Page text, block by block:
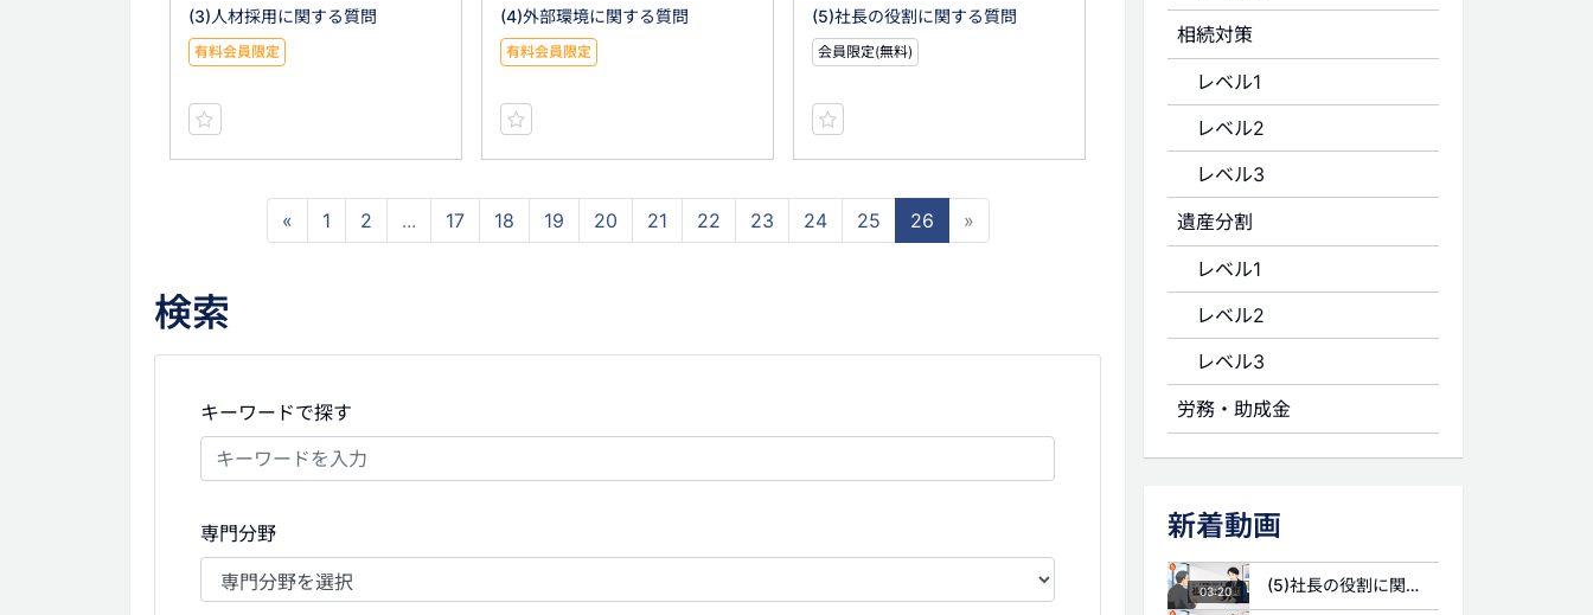
(3)人材採用に関する質問
有料会員限定
(4)外部環境に関する質問
有料会員限定
(5)社長の役割に関する質問
会員限定(無料)
« 1 2 ... 17 18 19 20 21 22 23 24 25 26 »
検索
キーワードで探す
専門分野
相続対策
レベル1
レベル2
レベル3
遺産分割
レベル1
レベル2
レベル3
労務・助成金
新着動画
03:20 (5)社長の役割に関する質問